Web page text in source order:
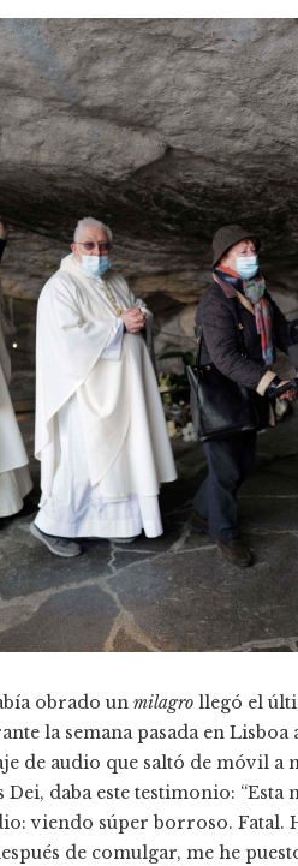
obrado un milagro llegó el
la semana pasada en
de audio que saltó de móvil a
daba este testimonio:
viendo súper borroso. Fatal.
de comulgar, me he